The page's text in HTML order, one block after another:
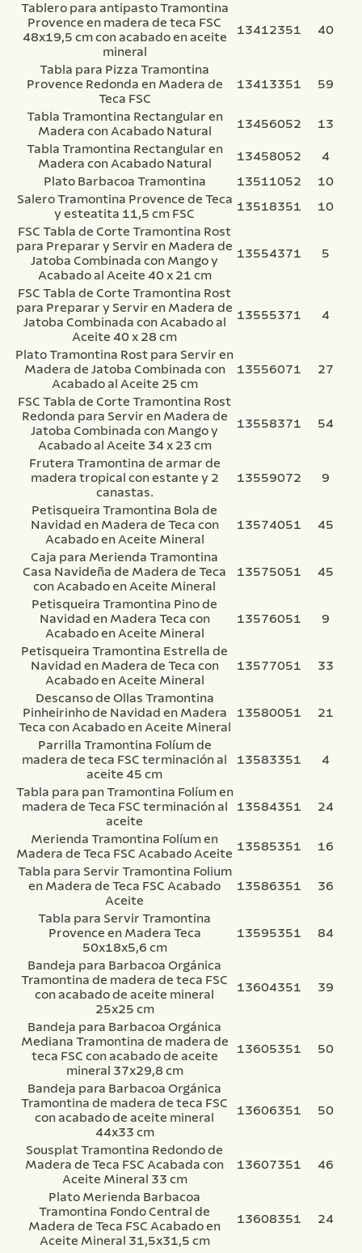
Tablero para antipasto Tramontina
Provence en madera de teca FSC
48x19,5 cm con acabado en aceite
mineral
13412351 40
Tabla para Pizza Tramontina
Provence Redonda en Madera de
Teca FSC
13413351 59
Tabla Tramontina Rectangular en
Madera con Acabado Natural
13456052
13
Tabla Tramontina Rectangular en
Madera con Acabado Natural
13458052
4
Plato Barbacoa Tramontina
13511052
10
Salero Tramontina Provence de Teca
y esteatita 11,5 cm FSC
13518351
10
FSC Tabla de Corte Tramontina Rost
para Preparar y Servir en Madera de
Jatoba Combinada con Mango y
Acabado al Aceite 40 x 21 cm
13554371 5
FSC Tabla de Corte Tramontina Rost
para Preparar y Servir en Madera de
Jatoba Combinada con Acabado al
Aceite 40 x 28 cm
13555371 4
Plato Tramontina Rost para Servir en
Madera de Jatoba Combinada con
Acabado al Aceite 25 cm
13556071 27
FSC Tabla de Corte Tramontina Rost
Redonda para Servir en Madera de
Jatoba Combinada con Mango y
Acabado al Aceite 34 x 23 cm
13558371 54
Frutera Tramontina de armar de
madera tropical con estante y 2
canastas.
13559072 9
Petisqueira Tramontina Bola de
Navidad en Madera de Teca con
Acabado en Aceite Mineral
13574051 45
Caja para Merienda Tramontina
Casa Navideña de Madera de Teca
con Acabado en Aceite Mineral
13575051 45
Petisqueira Tramontina Pino de
Navidad en Madera Teca con
Acabado en Aceite Mineral
13576051 9
Petisqueira Tramontina Estrella de
Navidad en Madera de Teca con
Acabado en Aceite Mineral
13577051 33
Descanso de Ollas Tramontina
Pinheirinho de Navidad en Madera
Teca con Acabado en Aceite Mineral
13580051 21
Parrilla Tramontina Folíum de
madera de teca FSC terminación al
aceite 45 cm
13583351 4
Tabla para pan Tramontina Folíum en
madera de Teca FSC terminación al
aceite
13584351 24
Merienda Tramontina Folíum en
Madera de Teca FSC Acabado Aceite
13585351
16
Tabla para Servir Tramontina Folium
en Madera de Teca FSC Acabado
Aceite
13586351 36
Tabla para Servir Tramontina
Provence en Madera Teca
50x18x5,6 cm
13595351 84
Bandeja para Barbacoa Orgánica
Tramontina de madera de teca FSC
con acabado de aceite mineral
25x25 cm
13604351 39
Bandeja para Barbacoa Orgánica
Mediana Tramontina de madera de
teca FSC con acabado de aceite
mineral 37x29,8 cm
13605351 50
Bandeja para Barbacoa Orgánica
Tramontina de madera de teca FSC
con acabado de aceite mineral
44x33 cm
13606351 50
Sousplat Tramontina Redondo de
Madera de Teca FSC Acabada con
Aceite Mineral 33 cm
13607351 46
Plato Merienda Barbacoa
Tramontina Fondo Central de
Madera de Teca FSC Acabado en
Aceite Mineral 31,5x31,5 cm
13608351 24